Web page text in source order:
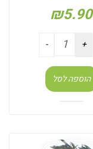
₪5.90
הוספה לסל